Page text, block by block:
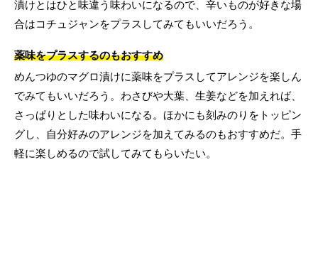
漬けとはひと味違う味わいになるので、辛いものが好きな場
合はコチュジャンをプラスしてみてもいいだろう。
薬味をプラスするのもおすすめ
めんつゆのマグロ漬けに薬味をプラスしてアレンジを楽しん
でみてもいいだろう。わさびや大葉、生姜などを加えれば、
さっぱりとした味わいになる。ほかにも刻みのりをトッピン
グし、自分好みのアレンジを加えてみるのもおすすめだ。手
軽に楽しめるので試してみてもらいたい。